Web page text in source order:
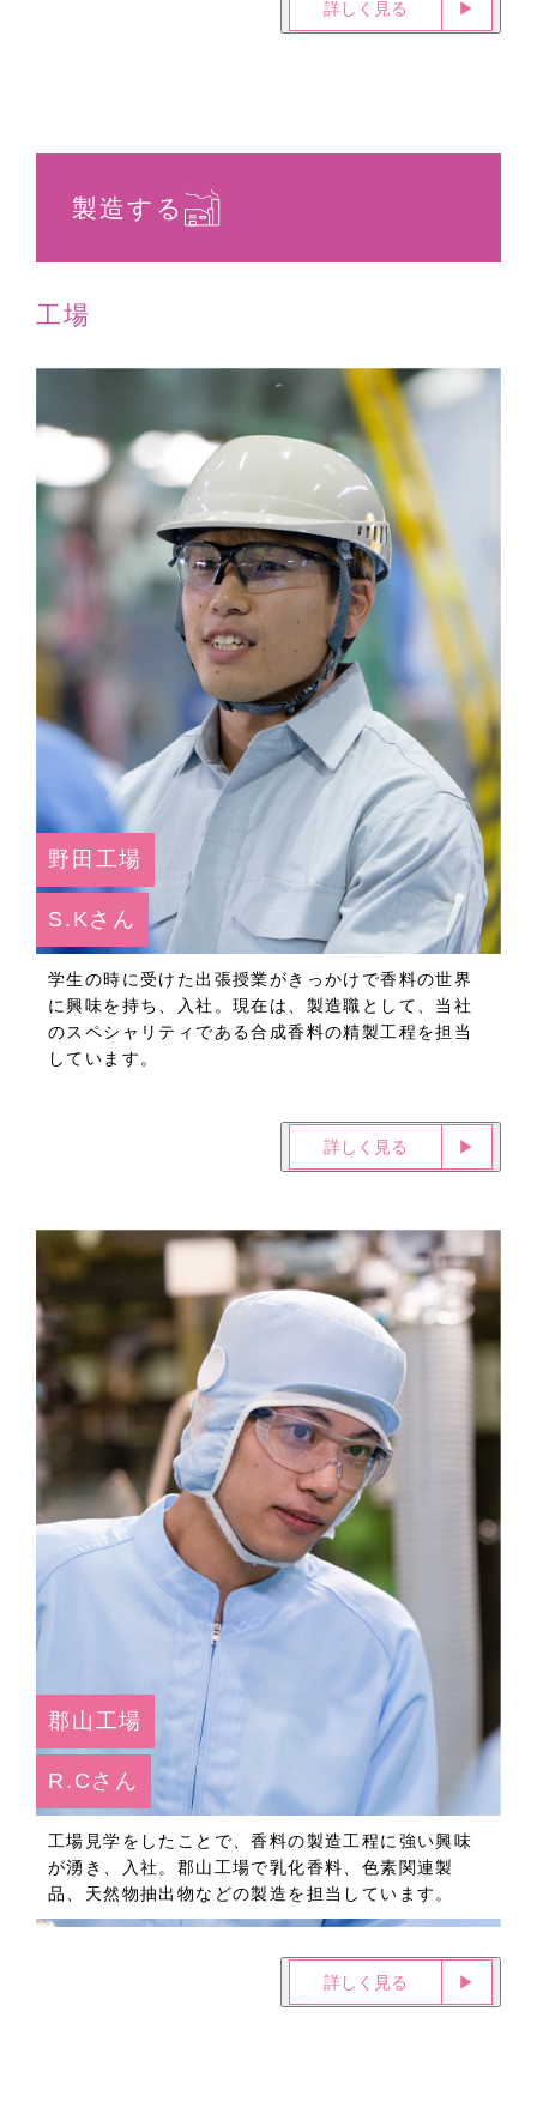
詳しく見る ▶︎
製造する
工場
野田工場
S.Kさん
学生の時に受けた出張授業がきっかけで香料の世界
に興味を持ち、入社。現在は、製造職として、当社
のスペシャリティである合成香料の精製工程を担当
しています。
詳しく見る ▶︎
郡山工場
R.Cさん
工場見学をしたことで、香料の製造工程に強い興味
が湧き、入社。郡山工場で乳化香料、色素関連製
品、天然物抽出物などの製造を担当しています。
詳しく見る ▶︎